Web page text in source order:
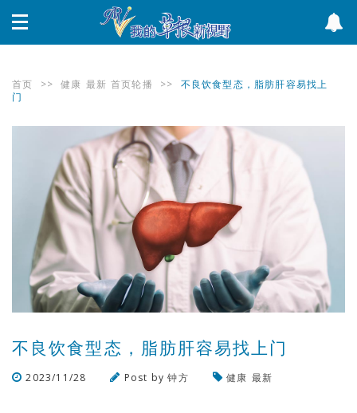
首页 >> 健康 最新 首页轮播 >>
不良饮食型态，脂肪肝容易找上
门
不良饮食型态，脂肪肝容易找上门
2023/11/28 Post by钟方 健康 最新